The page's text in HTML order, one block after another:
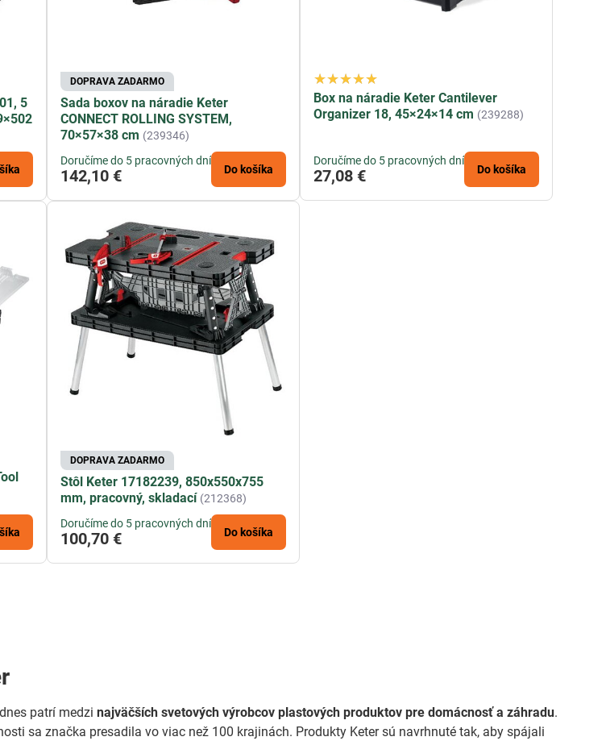
5
DOPRAVA ZADARMO
Sada boxov na náradie Keter
CONNECT ROLLING SYSTEM,
70×57×38 cm (239346)
Doručíme do 5 pracovných dní
142,10 € Do košíka
Box na náradie Keter Cantilever
Organizer 18, 45×24×14 cm (239288)
Doručíme do 5 pracovných dní
27,08 € Do košíka
DOPRAVA ZADARMO
Stôl Keter 17182239, 850x550x755
mm, pracovný, skladací (212368)
Doručíme do 5 pracovných dní
100,70 € Do košíka
patrí medzinajväčších svetových výrobcov plastových produktov pre domácnosť a záhradu.
sa značka presadila vo viac než 100 krajinách. Produkty Keter sú navrhnuté tak, aby spájali